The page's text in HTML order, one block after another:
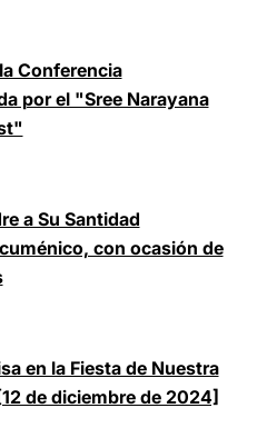
Conferencia
por el "Sree Narayana
a Su Santidad
con ocasión de
en la Fiesta de Nuestra
de diciembre de 2024]